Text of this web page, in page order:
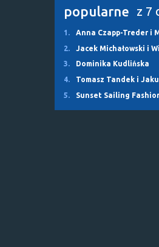
popularne z 7
1. Anna Czapp-Treder i
2.
Jacek Michałowski i
3.
Dominika Kudlińska
4.
Tomasz Tandek i
5.
Sunset Sailing